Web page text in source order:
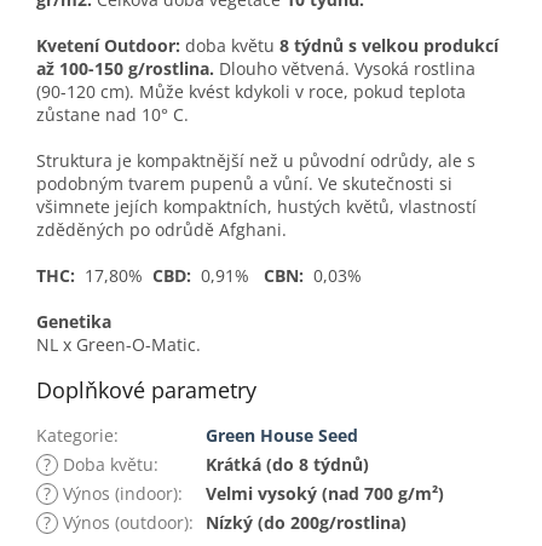
Kvetení Outdoor: doba květu 8 týdnů s velkou produkcí
až 100-150 g/rostlina. Dlouho větvená. Vysoká rostlina
(90-120 cm). Může kvést kdykoli v roce, pokud teplota
zůstane nad 10° C.
Struktura je kompaktnější než u původní odrůdy, ale s
podobným tvarem pupenů a vůní. Ve skutečnosti si
všimnete jejích kompaktních, hustých květů, vlastností
zděděných po odrůdě Afghani.
THC: 17,80% CBD: 0,91% CBN: 0,03%
Genetika
NL x Green-O-Matic.
Doplňkové parametry
Kategorie:
Green House Seed
? Doba květu:
Krátká (do 8 týdnů)
? Výnos (indoor):
Velmi vysoký (nad 700 g/m²)
? Výnos (outdoor): Nízký (do 200g/rostlina)